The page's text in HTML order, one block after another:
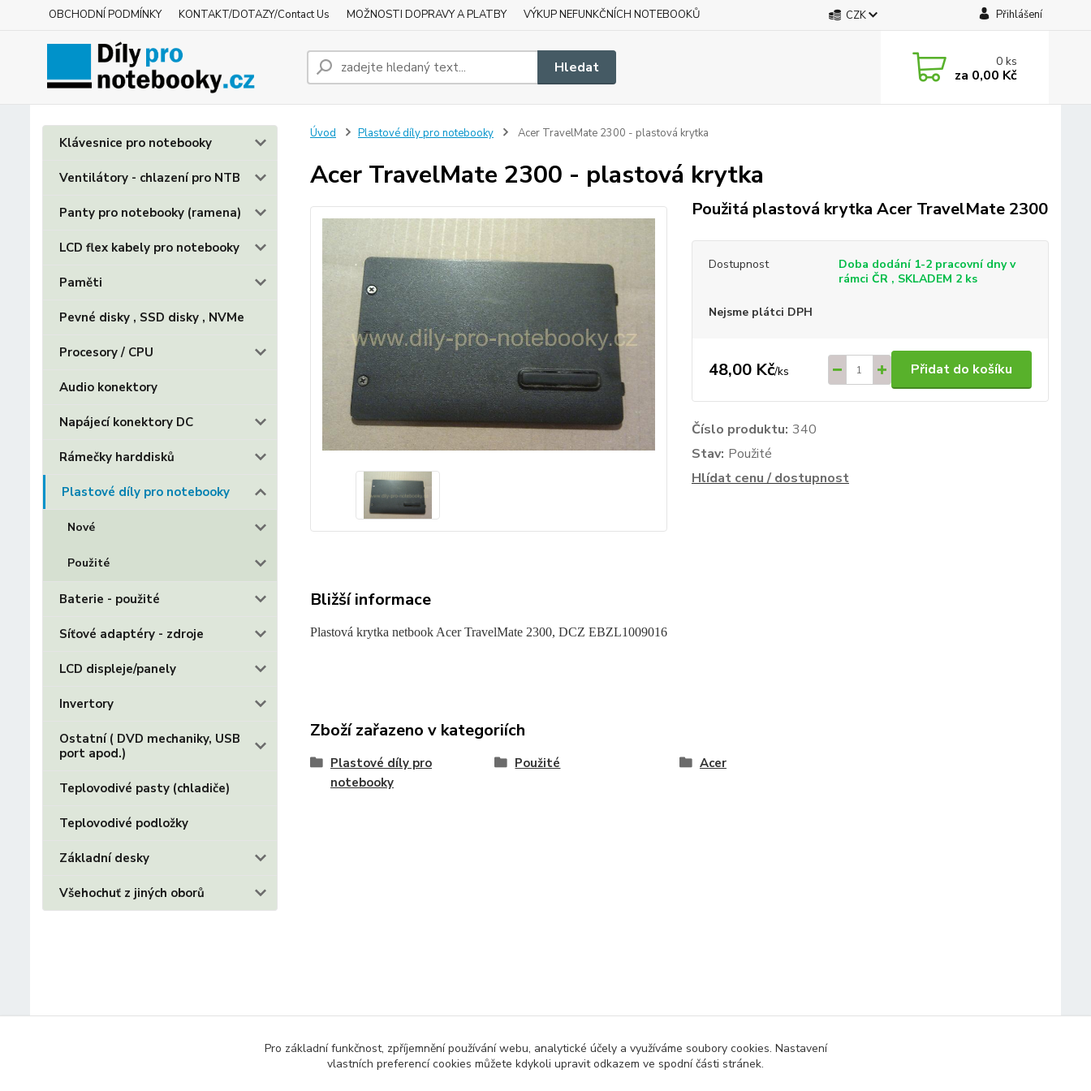
OBCHODNÍ PODMÍNKY KONTAKT/DOTAZY/Contact Us MOŽNOSTI DOPRAVY A PLATBY VÝKUP NEFUNKČNÍCH NOTEBOOKŮ CZK Přihlášení
Hledat 0ks
za 0,00 Kč
Klávesnice pro notebooky
Ventilátory - chlazení pro NTB
Panty pro notebooky (ramena)
LCD flex kabely pro notebooky
Paměti
Pevné disky , SSD disky , NVMe
Procesory / CPU
Audio konektory
Napájecí konektory DC
Rámečky harddisků
Plastové díly pro notebooky
Nové
Použité
Baterie - použité
Síťové adaptéry - zdroje
LCD displeje/panely
Invertory
Ostatní ( DVD mechaniky, USB
port apod.)
Teplovodivé pasty (chladiče)
Teplovodivé podložky
Základní desky
Všehochuť z jiných oborů
Úvod Plastové díly pro notebooky Acer TravelMate 2300 - plastová krytka
Acer TravelMate 2300 - plastová krytka
Použitá plastová krytka Acer TravelMate 2300
Dostupnost
Doba dodání 1-2 pracovní dny v
rámci ČR , SKLADEM 2 ks
Nejsme plátci DPH
48,00 Kč/ks Přidat do košíku
Číslo produktu: 340
Stav: Použité
Hlídat cenu / dostupnost
Bližší informace
Plastová krytka netbook Acer TravelMate 2300, DCZ EBZL1009016
Zboží zařazeno v kategoriích
Plastové díly pro
notebooky
Použité Acer
Pro základní funkčnost, zpříjemnění používání webu, analytické účely a využíváme soubory cookies. Nastavení
vlastních preferencí cookies můžete kdykoli upravit odkazem ve spodní části stránek.